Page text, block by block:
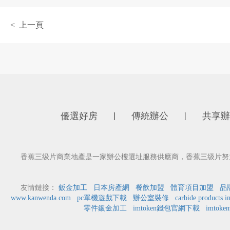
< 上一頁
優選好房 傳統辦公 共享
香蕉三级片商業地產是一家辦公樓選址服務供應商，香蕉三级片
友情鏈接： 鈑金加工 日本房產網 餐飲加盟 體育項目加盟
品
www.kanwenda.com
pc單機遊戲下載 辦公室裝修
carbide products
零件鈑金加工
imtoken錢包官網下載